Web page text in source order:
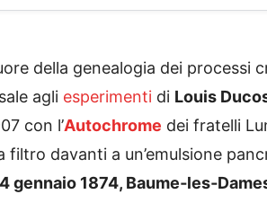
della genealogia dei processi
agli esperimenti di Louis
con l’Autochrome dei fratelli
filtro davanti a un’emulsione
4 gennaio 1874,